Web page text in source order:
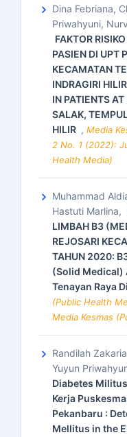
Dina Febriana,
Priwahyuni,
FAKTOR
PASIEN DI UPT
KECAMATAN
INDRAGIRI
IN PATIENTS
SALAK,
HILIR , Media
2 No. 1 (2022):
Health Media)
Muhammad
Hastuti Marlina,
LIMBAH B3
REJOSARI
TAHUN 2020:
(Solid Medical)
Tenayan Raya
(Public Health
Media Kesmas
Randilah
Yuyun
Diabetes
Kerja
Pekanbaru :
Mellitus in the